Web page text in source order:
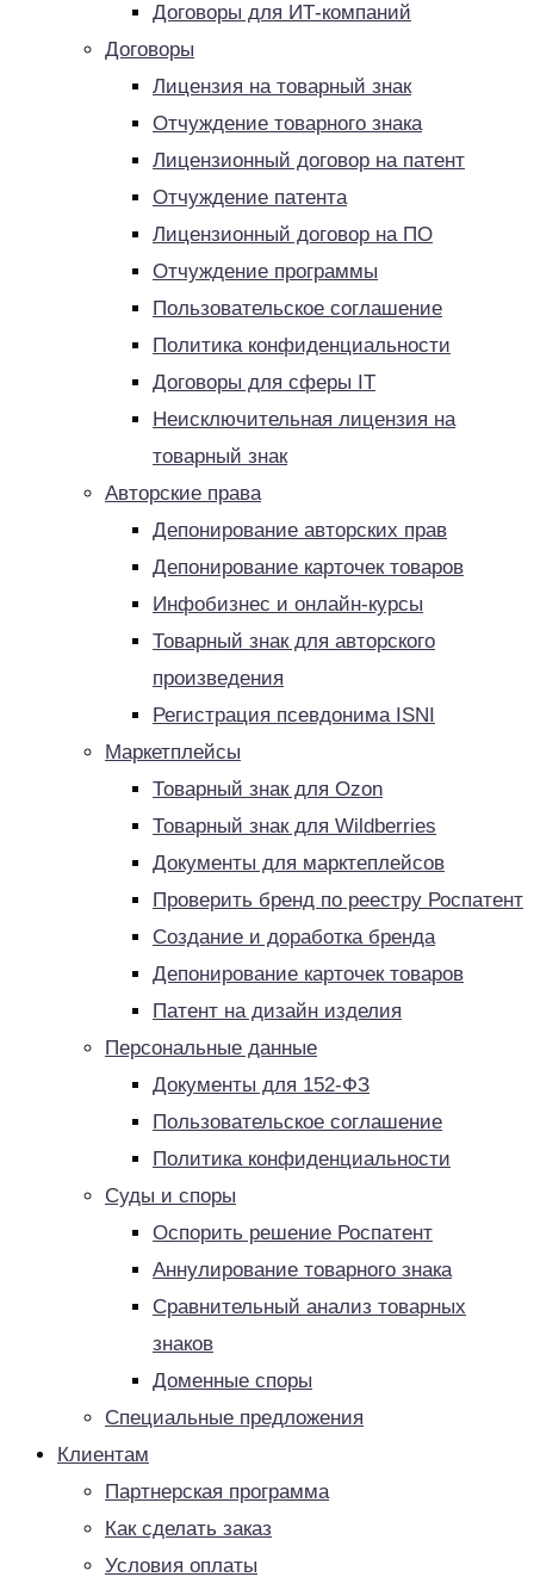
Договоры для ИТ-компаний
Договоры
Лицензия на товарный знак
Отчуждение товарного знака
Лицензионный договор на патент
Отчуждение патента
Лицензионный договор на ПО
Отчуждение программы
Пользовательское соглашение
Политика конфиденциальности
Договоры для сферы IT
Неисключительная лицензия на
товарный знак
Авторские права
Депонирование авторских прав
Депонирование карточек товаров
Инфобизнес и онлайн-курсы
Товарный знак для авторского
произведения
Регистрация псевдонима ISNI
Маркетплейсы
Товарный знак для Ozon
Товарный знак для Wildberries
Документы для марктеплейсов
Проверить бренд по реестру Роспатент
Создание и доработка бренда
Депонирование карточек товаров
Патент на дизайн изделия
Персональные данные
Документы для 152-ФЗ
Пользовательское соглашение
Политика конфиденциальности
Суды и споры
Оспорить решение Роспатент
Аннулирование товарного знака
Сравнительный анализ товарных
знаков
Доменные споры
Специальные предложения
Клиентам
Партнерская программа
Как сделать заказ
Условия оплаты